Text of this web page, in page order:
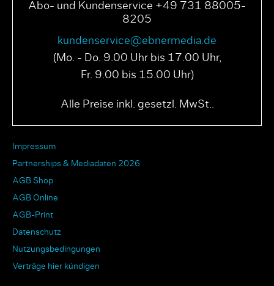
Abo- und Kundenservice +49 731 88005-
8205
kundenservice@ebnermedia.de
(Mo. - Do. 9.00 Uhr bis 17.00 Uhr,
Fr. 9.00 bis 15.00 Uhr)
Alle Preise inkl. gesetzl. MwSt..
Impressum
Partnerships & Mediadaten 2026
AGB Shop
AGB Online
AGB-Print
Datenschutz
Nutzungsbedingungen
Verträge hier kündigen